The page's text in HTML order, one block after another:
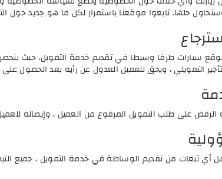
حلها. تابعوا موقعنا باستمرار لكل ما هو جديد
موقع سيارات طرفا وسيطا في تقديم خدمة التمويل، حيث
التمويلي ، ويحق للعميل العدول عن رأيه بعد
على طلب التمويل المرفوع من العميل ، وإيصاله
تبعات من تقديم الوساطة في خدمة التمويل ، جميع